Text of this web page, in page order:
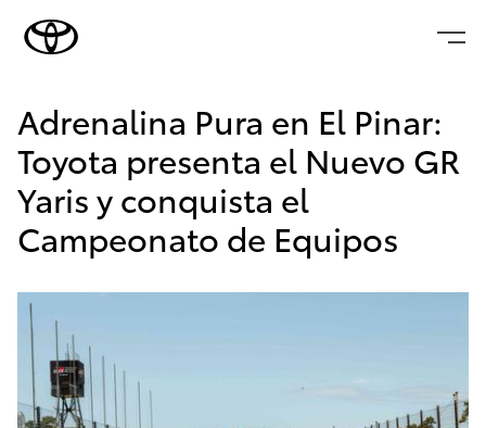
Adrenalina Pura en El Pinar:
Toyota presenta el Nuevo GR
Yaris y conquista el
Campeonato de Equipos